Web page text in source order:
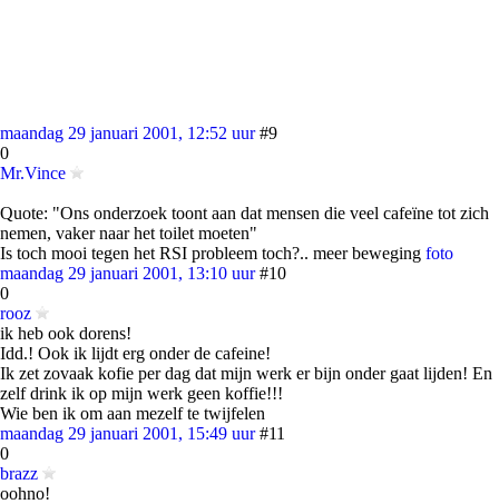
maandag 29 januari 2001, 12:52 uur #9
0
Mr.Vince
Quote: "Ons onderzoek toont aan dat mensen die veel cafeïne tot zich
nemen, vaker naar het toilet moeten"
Is toch mooi tegen het RSI probleem toch?.. meer beweging foto
maandag 29 januari 2001, 13:10 uur #10
0
rooz
ik heb ook dorens!
Idd.! Ook ik lijdt erg onder de cafeine!
Ik zet zovaak kofie per dag dat mijn werk er bijn onder gaat lijden! En
zelf drink ik op mijn werk geen koffie!!!
Wie ben ik om aan mezelf te twijfelen
maandag 29 januari 2001, 15:49 uur #11
0
brazz
oohno!